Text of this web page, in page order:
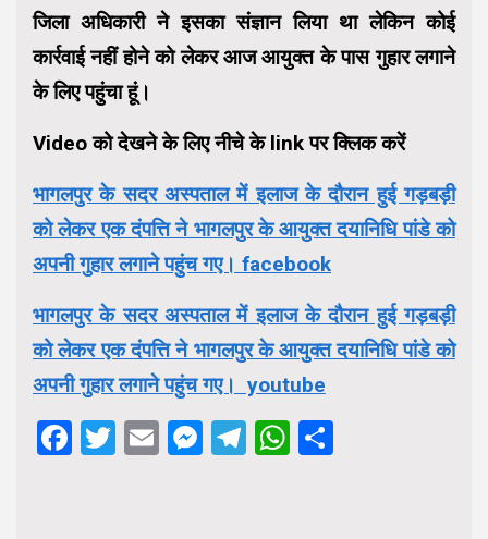
जिला अधिकारी ने इसका संज्ञान लिया था लेकिन कोई
कार्रवाई नहीं होने को लेकर आज आयुक्त के पास गुहार लगाने
के लिए पहुंचा हूं।
Video को देखने के लिए नीचे के link पर क्लिक करें
भागलपुर के सदर अस्पताल में इलाज के दौरान हुई गड़बड़ी
को लेकर एक दंपत्ति ने भागलपुर के आयुक्त दयानिधि पांडे को
अपनी गुहार लगाने पहुंच गए। facebook
भागलपुर के सदर अस्पताल में इलाज के दौरान हुई गड़बड़ी
को लेकर एक दंपत्ति ने भागलपुर के आयुक्त दयानिधि पांडे को
अपनी गुहार लगाने पहुंच गए। youtube
Facebook
Twitter
EmailMessenger
Telegram
WhatsApp